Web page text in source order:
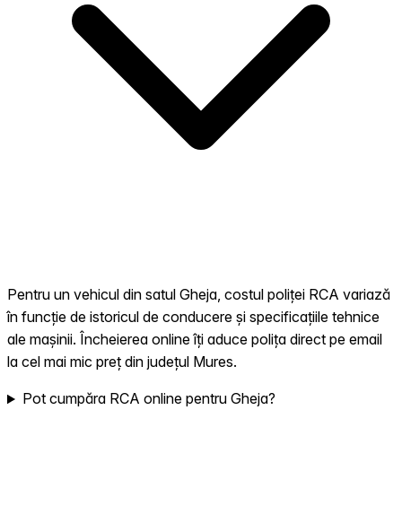
Pentru un vehicul din satul Gheja, costul poliței RCA variază
în funcție de istoricul de conducere și specificațiile tehnice
ale mașinii. Încheierea online îți aduce polița direct pe email
la cel mai mic preț din județul Mures.
Pot cumpăra RCA online pentru Gheja?